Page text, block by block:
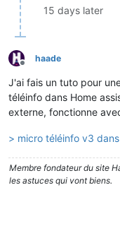
15 days later
Offline
haade
J'ai fais un tuto pour
téléinfo dans Home
externe, fonctionne
> micro téléinfo v3
Membre fondateur du site
les astuces qui vont biens.